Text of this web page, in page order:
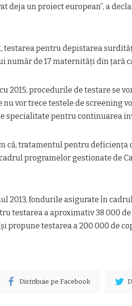
deja un proiect european”, a
testarea pentru depistarea
număr de 17 maternități din țară
2015, procedurile de testare se
nu vor trece testele de screening
specialitate pentru continuarea
că, tratamentul pentru deficiența
programelor gestionate de
2013, fondurile asigurate în
testarea a aproximativ 38 000
propune testarea a 200 000 de
Distribuie pe Facebook